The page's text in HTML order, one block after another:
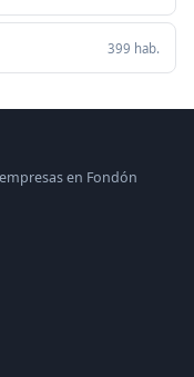
399 hab.
en Fondón